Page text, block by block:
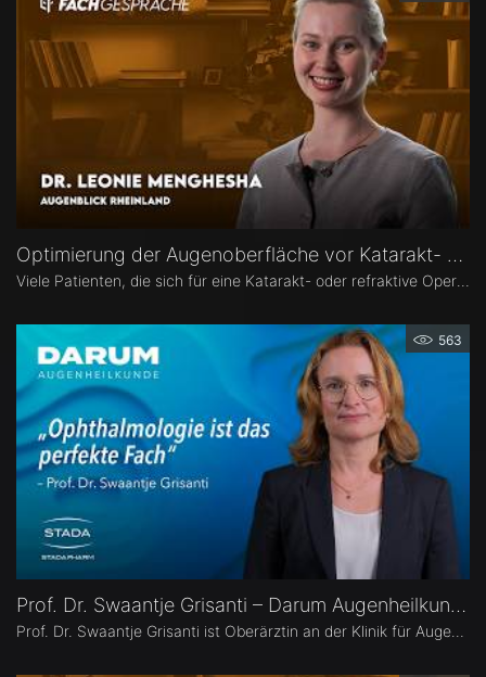
Optimierung der Augenoberfläche vor Katarakt- und Refraktiver Operation – Dr. Leonie Menghesha
563
Prof. Dr. Swaantje Grisanti – Darum Augenheilkunde